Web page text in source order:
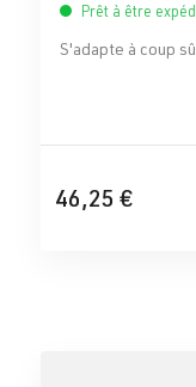
Prêt à être
S'adapte à coup
46,25 €